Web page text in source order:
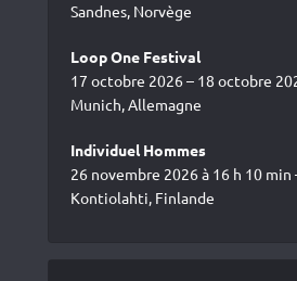
Sandnes, Norvège
Loop One Festival
17 octobre 2026 – 18 octobre
Munich, Allemagne
Individuel Hommes
26 novembre 2026 à 16 h 10 min
Kontiolahti, Finlande